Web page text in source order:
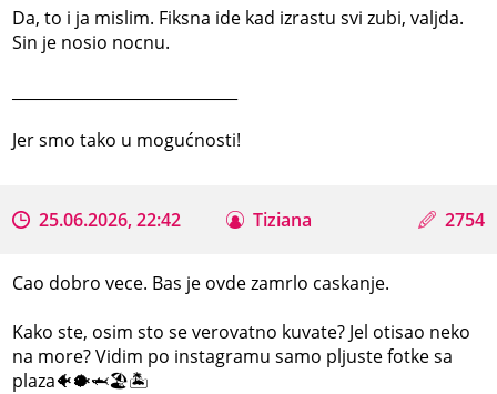
Da, to i ja mislim. Fiksna ide kad izrastu svi zubi, valjda.
Sin je nosio nocnu.
Jer smo tako u mogućnosti!
25.06.2026, 22:42 Tiziana 2754
Cao dobro vece. Bas je ovde zamrlo caskanje.
Kako ste, osim sto se verovatno kuvate? Jel otisao neko
na more? Vidim po instagramu samo pljuste fotke sa
plaza🐠🐡🦈🏖🏝